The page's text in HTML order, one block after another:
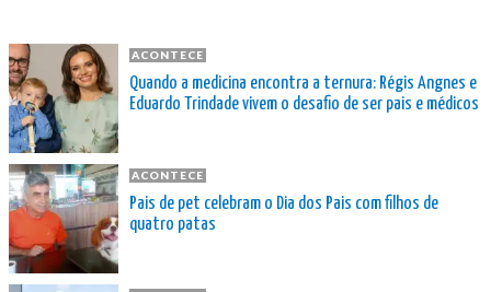
ACONTECE
Quando a medicina encontra a ternura: Régis Angnes e
Eduardo Trindade vivem o desafio de ser pais e médicos
ACONTECE
Pais de pet celebram o Dia dos Pais com filhos de
quatro patas